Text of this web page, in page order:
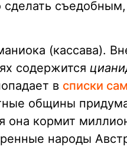
(кассава).
содержится
в списки
общины
она кормит
народы